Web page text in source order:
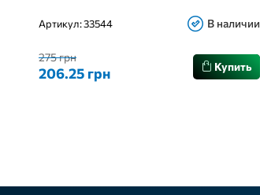
Артикул:33544 В наличии
275 грн
206.25 грн Купить